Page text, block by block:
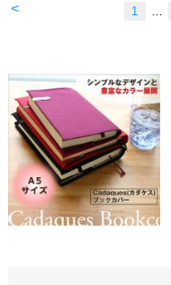
< 1 …